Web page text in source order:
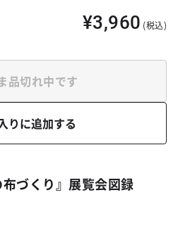
¥3,960 (税込)
品切れ中です
りに追加する
づくり』展覧会図録